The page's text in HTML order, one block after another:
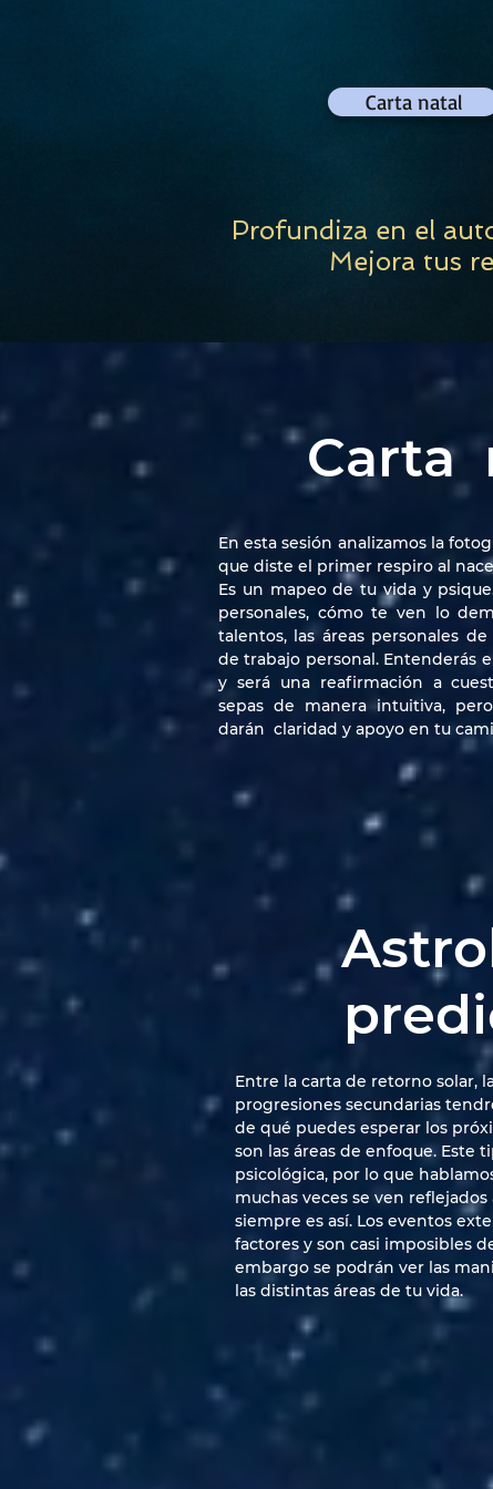
Carta natal
Profundiza en el
Mejora tus
Carta
En esta sesión analizamos la
que diste el primer respiro al
Es un mapeo de tu vida y
personales, cómo te ven lo
talentos, las áreas personales
de trabajo personal. Entenderás
y será una reafirmación a
sepas de manera intuitiva,
darán claridad y apoyo en tu
Entre la carta de retorno solar,
progresiones secundarias
de qué puedes esperar los
son las áreas de enfoque. Este
psicológica, por lo que
muchas veces se ven
siempre es así. Los eventos
factores y son casi imposibles
embargo se podrán ver las
las distintas áreas de tu vida.